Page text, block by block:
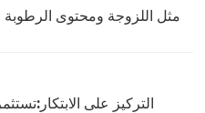
مثل اللزوجة ومحتوى
التركيز على الابتكار: